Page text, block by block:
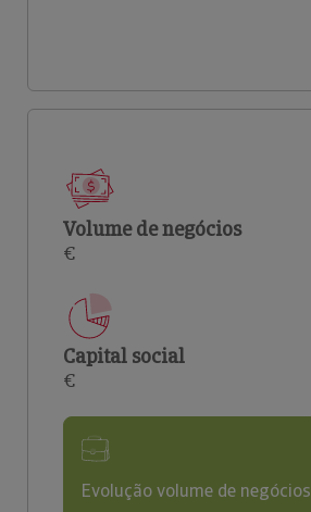
Volume de negócios
€
Capital social
€
Evolução volume de negócios